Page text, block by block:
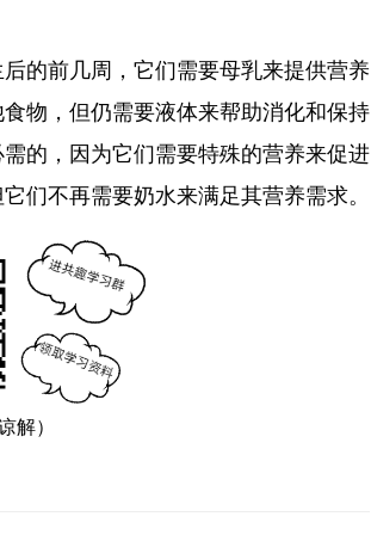
的前几周，它们需要母乳来提供营养
物，但仍需要液体来帮助消化和保持
的，因为它们需要特殊的营养来促进
们不再需要奶水来满足其营养需求。
解）